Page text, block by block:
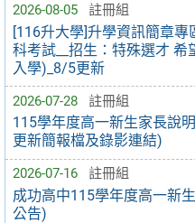
2026-08-05 註冊組
[116升大學]升學資訊簡章
科考試__招生：特殊選才
入學)_8/5更新
2026-07-28 註冊組
115學年度高一新生家長說
更新簡報檔及錄影連結)
2026-07-16 註冊組
成功高中115學年度高一新
公告)